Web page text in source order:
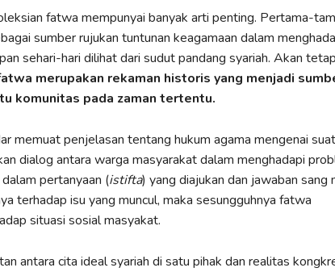
fatwa mempunyai banyak arti penting. Pertama-
sumber rujukan tuntunan keagamaan dalam
sehari-hari dilihat dari sudut pandang syariah. Akan
merupakan rekaman historis yang menjadi
komunitas pada zaman tertentu.
memuat penjelasan tentang hukum agama mengenai
dialog antara warga masyarakat dalam menghadapi
pertanyaan (istifta) yang diajukan dan jawaban sang
terhadap isu yang muncul, maka sesungguhnya fatwa
situasi sosial masyakat.
antara cita ideal syariah di satu pihak dan realitas